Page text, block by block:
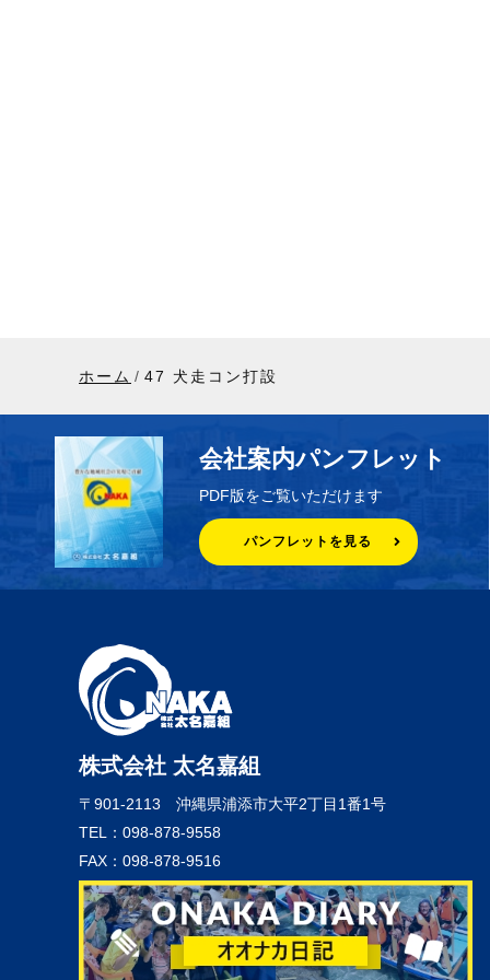
ホーム 47 犬走コン打設
会社案内パンフレット
PDF版をご覧いただけます
パンフレットを見る
株式会社 太名嘉組
〒901-2113 沖縄県浦添市大平2丁目1番1号
TEL：098-878-9558
FAX：098-878-9516